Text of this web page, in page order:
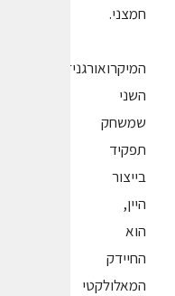
חמצני.
המיקרואורגניזם
השני
שמשחק
תפקיד
בייצור
היין,
הוא
החיידק
המאלולקטי